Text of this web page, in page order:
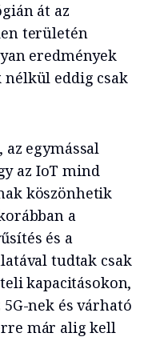
át az
területén
eredmények
eddig csak
egymással
az IoT mind
köszönhetik
a
és a
tudtak csak
kapacitásokon,
nek és várható
már alig kell